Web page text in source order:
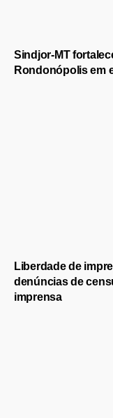
Sindjor-MT
Rondonópolis em
Liberdade de
denúncias de
imprensa